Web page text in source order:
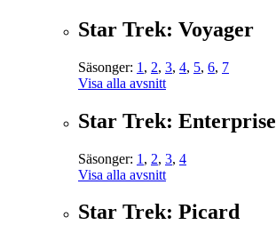
Star Trek: Voyager
Säsonger: 1 , 2, 3, 4, 5, 6, 7
Visa alla avsnitt
Star Trek: Enterprise
Säsonger: 1 , 2, 3, 4
Visa alla avsnitt
Star Trek: Picard